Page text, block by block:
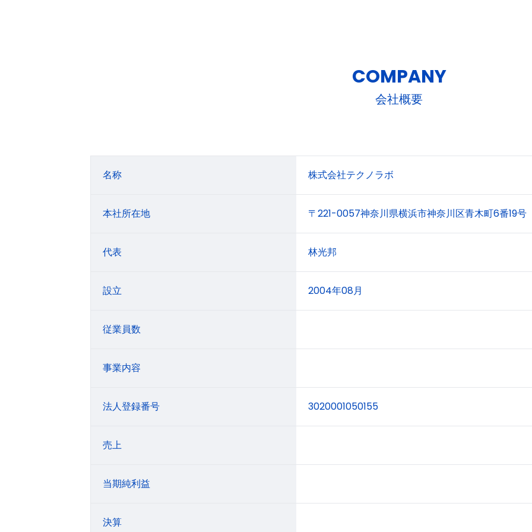
COMPANY
会社概要
名称 株式会社テクノラボ
本社所在地 〒221-0057神奈川県横浜市神奈川区青木町6番19号
代表 林光邦
設立 2004年08月
従業員数
事業内容
法人登録番号 3020001050155
売上
当期純利益
決算